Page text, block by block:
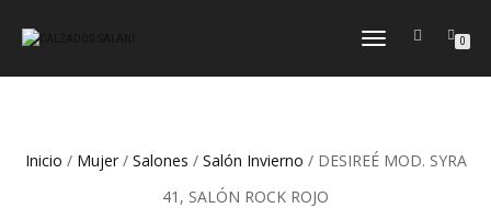
CAMBIAR
0
Inicio / Mujer/ Salones / Salón Invierno / DESIREÉ MOD. SYRA
41, SALÓN ROCK ROJO